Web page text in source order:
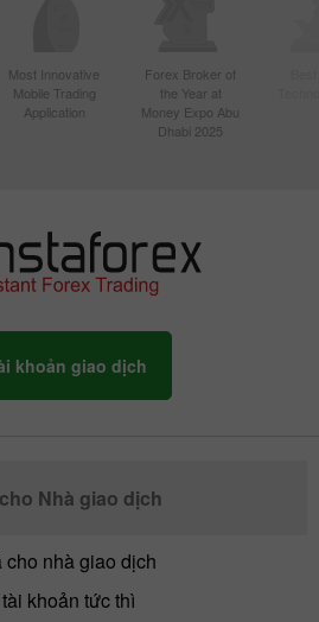
Most Innovative
Mobile Trading
Application
Forex Broker of
the Year at
Money Expo Abu
Dhabi 2025
khoản giao dịch
Nhà giao dịch
cho nhà giao dịch
khoản tức thì